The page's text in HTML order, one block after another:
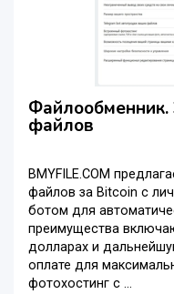
файлов
BMYFILE.COM
файлов за Bitcoin с
ботом для
преимущества
долларах и
оплате для
фотохостинг с ...